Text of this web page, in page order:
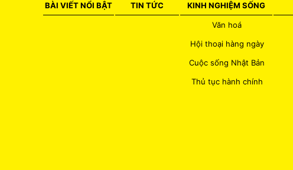
BÀI VIẾT NỔI BẬT TIN TỨC KINH NGHIỆM SỐNG
Văn hoá
Hội thoại hàng ngày
Cuộc sống Nhật Bản
Thủ tục hành chính